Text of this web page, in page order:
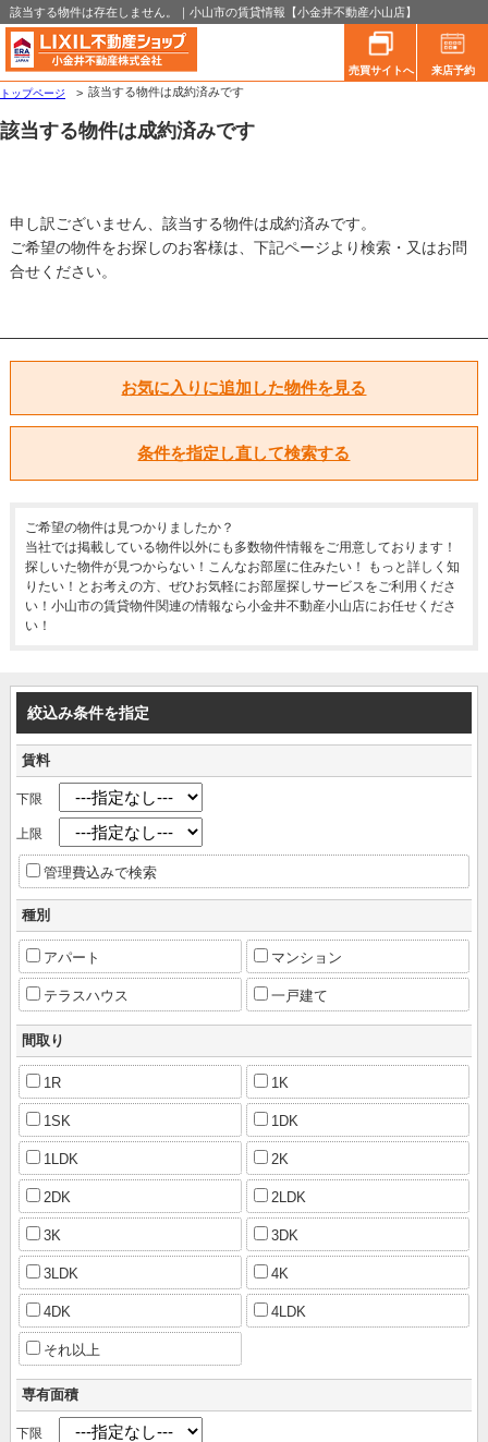
該当する物件は存在しません。｜小山市の賃貸情報【小金井不動産小山店】
売買サイトへ
来店予約
トップページ
該当する物件は成約済みです
該当する物件は成約済みです
申し訳ございません、該当する物件は成約済みです。
ご希望の物件をお探しのお客様は、下記ページより検索・又はお問
合せください。
お気に入りに追加した物件を見る
条件を指定し直して検索する
ご希望の物件は見つかりましたか？
当社では掲載している物件以外にも多数物件情報をご用意しております！
探しいた物件が見つからない！こんなお部屋に住みたい！ もっと詳しく知
りたい！とお考えの方、ぜひお気軽にお部屋探しサービスをご利用くださ
い！小山市の賃貸物件関連の情報なら小金井不動産小山店にお任せくださ
い！
絞込み条件を指定
賃料
下限
上限
管理費込みで検索
種別
アパート マンション
テラスハウス 一戸建て
間取り
1R 1K
1SK 1DK
1LDK 2K
2DK 2LDK
3K 3DK
3LDK 4K
4DK 4LDK
それ以上
専有面積
下限